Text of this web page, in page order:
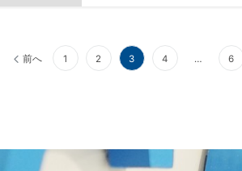
前へ 1 2 3 4 … 6